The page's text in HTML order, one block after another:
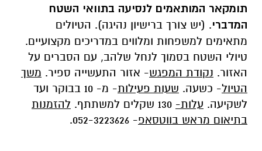
תומקאר המותאמים לנסיעה בתוואי השטח
המדברי. (יש צורך ברישיון נהיגה). הטיולים
מתאימים למשפחות ומלווים במדריכים מקצועיים.
טיולי השטח בסמוך לנחל שלהב, עם הסברים על
האזור. נקודת המפגש- אזור התעשייה ספיר. משך
הטיול- כשעה. שעות פעילות
- מ- 10 בבוקר ועד
לשקיעה. עלות- 130 שקלים למשתתף.
להזמנות
בתיאום מראש בווטסאפ- 052-3223626.